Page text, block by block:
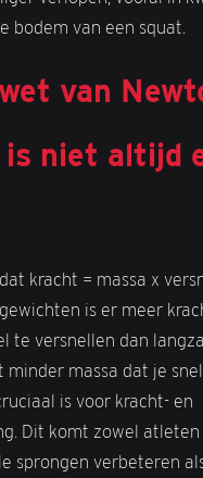
bodem van een squat.
van
is niet altijd
kracht = massa x
is er meer
te versnellen dan
minder massa dat je
is voor kracht- en
Dit komt zowel
sprongen verbeteren